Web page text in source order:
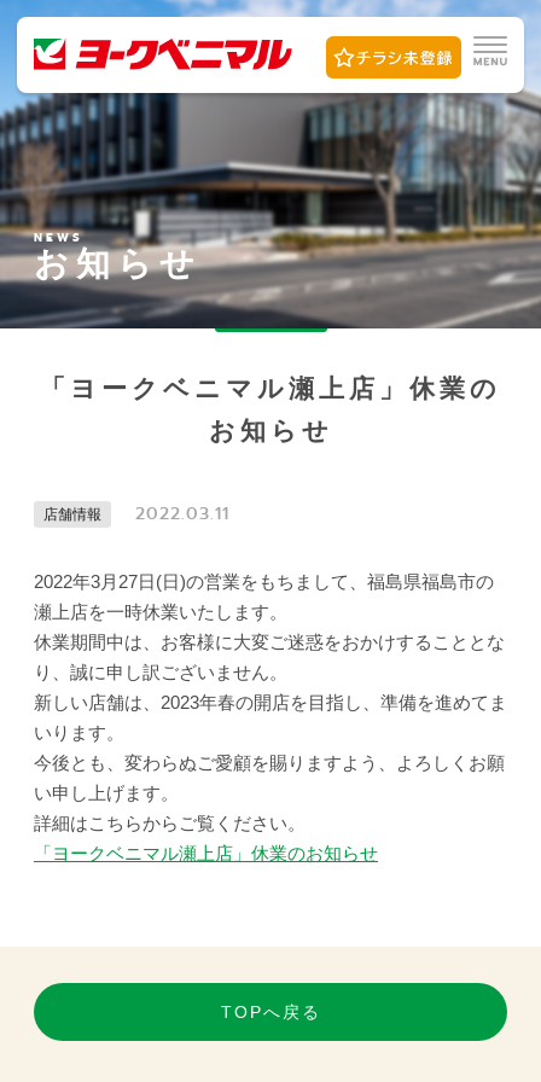
NEWS
お知らせ
「ヨークベニマル瀬上店」休業の
お知らせ
店舗情報 2022.03.11
2022年3月27日(日)の営業をもちまして、福島県福島市の
瀬上店を一時休業いたします。
休業期間中は、お客様に大変ご迷惑をおかけすることとな
り、誠に申し訳ございません。
新しい店舗は、2023年春の開店を目指し、準備を進めてま
いります。
今後とも、変わらぬご愛顧を賜りますよう、よろしくお願
い申し上げます。
詳細はこちらからご覧ください。
「ヨークベニマル瀬上店」休業のお知らせ
TOPへ戻る